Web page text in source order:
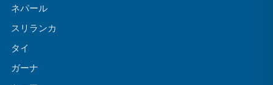
ネパール
スリランカ
タイ
ガーナ